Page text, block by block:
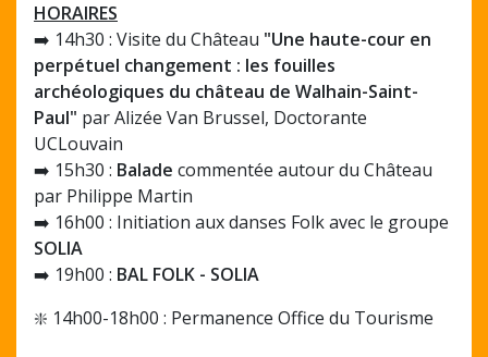
HORAIRES
➡️ 14h30 : Visite du Château "Une haute-cour en
perpétuel changement : les fouilles
archéologiques du château de Walhain-Saint-
Paul" par Alizée Van Brussel, Doctorante
UCLouvain
➡️ 15h30 : Balade commentée autour du Château
par Philippe Martin
➡️ 16h00 : Initiation aux danses Folk avec le groupe
SOLIA
➡️ 19h00 : BAL FOLK - SOLIA
❇️ 14h00-18h00 : Permanence Office du Tourisme